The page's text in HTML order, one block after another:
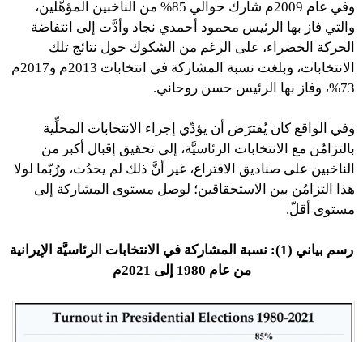
وفي عام 2009م شارك حوالي 85% من الناخبين المؤهَّلين،
والتي فاز بها الرئيس محمود أحمدي نجاد وأدَّت إلى انتفاضة
الحركة الخضراء، على الرغم من الشكوك حول نتائج تلك
الانتخابات، وبلغت نسبة المشاركة في انتخابات 2013م و2017م
73%، وفاز بها الرئيس حسن روحاني.
وفي الواقع كان يُفترَض أن يؤدِّي إجراء الانتخابات المحلِّية
بالتزامُن مع الانتخابات الرئاسيَّة، إلى تحقيق إقبال أكبر من
الناخبين على صناديق الاقتراع، غير أنَّ ذلك لم يحدُث، ورُبّما لولا
هذا التزامُن بين الاستحقاقين؛ لوصل مستوى المشاركة إلى
مستوى أقلّ.
رسم بياني (1): نسبة المشاركة في الانتخابات الرئاسيَّة الإيرانية
من عام 1980 إلى 2021م